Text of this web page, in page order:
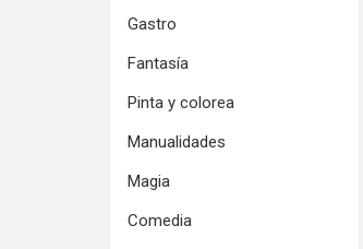
Gastro
Fantasía
Pinta y colorea
Manualidades
Magia
Comedia